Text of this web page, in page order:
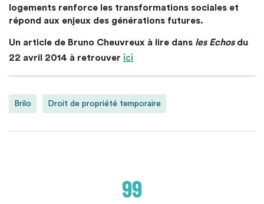
logements renforce les transformations sociales et
répond aux enjeux des générations futures.
Un article de Bruno Cheuvreux à lire dans les Echosdu
22 avril 2014 à retrouver ici
Brilo Droit de propriété temporaire
99